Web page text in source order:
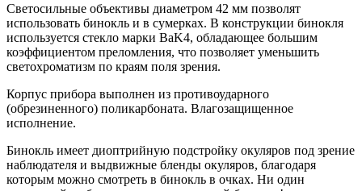
Светосильные объективы диаметром 42 мм позволят
использовать бинокль и в сумерках. В конструкции бинокля
используется стекло марки BaK4, обладающее большим
коэффициентом преломления, что позволяет уменьшить
светохроматизм по краям поля зрения.
Корпус прибора выполнен из противоударного
(обрезиненного) поликарбоната. Влагозащищенное
исполнение.
Бинокль имеет диоптрийную подстройку окуляров под зрение
наблюдателя и выдвижные бленды окуляров, благодаря
которым можно смотреть в бинокль в очках. Ни один